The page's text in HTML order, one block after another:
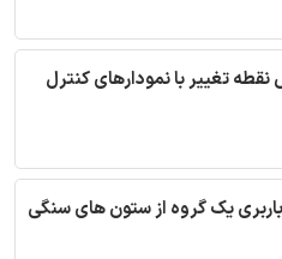
تغییر با نمودارهای کنترل
یک گروه از ستون های سنگی